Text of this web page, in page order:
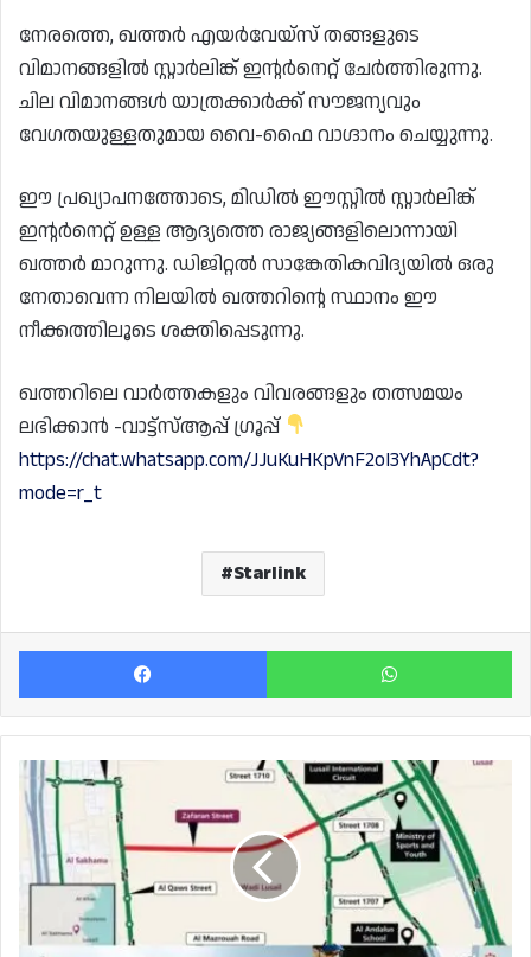
നേരത്തെ, ഖത്തർ എയർവേയ്‌സ് തങ്ങളുടെ
വിമാനങ്ങളിൽ സ്റ്റാർലിങ്ക് ഇന്റർനെറ്റ് ചേർത്തിരുന്നു.
ചില വിമാനങ്ങൾ യാത്രക്കാർക്ക് സൗജന്യവും
വേഗതയുള്ളതുമായ വൈ-ഫൈ വാഗ്ദാനം ചെയ്യുന്നു.
ഈ പ്രഖ്യാപനത്തോടെ, മിഡിൽ ഈസ്റ്റിൽ സ്റ്റാർലിങ്ക്
ഇന്റർനെറ്റ് ഉള്ള ആദ്യത്തെ രാജ്യങ്ങളിലൊന്നായി
ഖത്തർ മാറുന്നു. ഡിജിറ്റൽ സാങ്കേതികവിദ്യയിൽ ഒരു
നേതാവെന്ന നിലയിൽ ഖത്തറിന്റെ സ്ഥാനം ഈ
നീക്കത്തിലൂടെ ശക്തിപ്പെടുന്നു.
ഖത്തറിലെ വാർത്തകളും വിവരങ്ങളും തത്സമയം
ലഭിക്കാൻ -വാട്ട്സ്ആപ്പ് ഗ്രൂപ്പ്
https://chat.whatsapp.com/JJuKuHKpVnF2oI3YhApCdt?
mode=r_t
Starlink
Facebook
സഫറാൻ
സ്ട്രീറ്റിൽ
28
ദിവസം
റോഡ്
അടച്ചിടുമെന്നു
പ്രഖ്യാപിച്ച്
പൊതുമരാമത്ത്